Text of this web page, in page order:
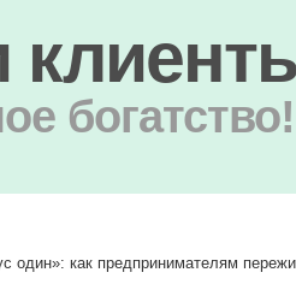
богатство!
один»: как предпринимателям